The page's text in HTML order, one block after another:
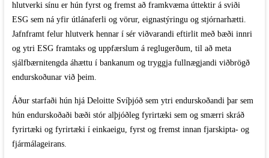
hlutverki sínu er hún fyrst og fremst að framkvæma úttektir á sviði
ESG sem ná yfir útlánaferli og vörur, eignastýringu og stjórnarhætti.
Jafnframt felur hlutverk hennar í sér viðvarandi eftirlit með bæði innri
og ytri ESG framtaks og uppfærslum á reglugerðum, til að meta
sjálfbærnitengda áhættu í bankanum og tryggja fullnægjandi viðbrögð
endurskoðunar við þeim.
Áður starfaði hún hjá Deloitte Svíþjóð sem ytri endurskoðandi þar sem
hún endurskoðaði bæði stór alþjóðleg fyrirtæki sem og smærri skráð
fyrirtæki og fyrirtæki í einkaeigu, fyrst og fremst innan fjarskipta- og
fjármálageirans.